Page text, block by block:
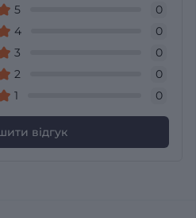
5
0
4
0
3
0
2
0
1
0
відгук